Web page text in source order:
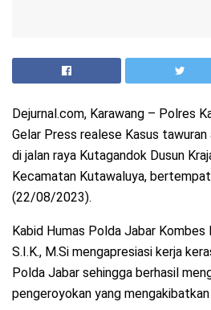
Dejurnal.com, Karawang – Polres
Gelar Press realese Kasus
di jalan raya Kutagandok Dusun
Kecamatan Kutawaluya,
(22/08/2023).
Kabid Humas Polda Jabar
S.I.K., M.Si mengapresiasi kerja
Polda Jabar sehingga berhasil
pengeroyokan yang